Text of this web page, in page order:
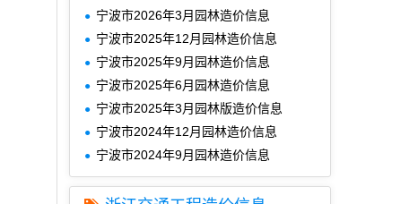
宁波市2026年3月园林造价信息
宁波市2025年12月园林造价信息
宁波市2025年9月园林造价信息
宁波市2025年6月园林造价信息
宁波市2025年3月园林版造价信息
宁波市2024年12月园林造价信息
宁波市2024年9月园林造价信息